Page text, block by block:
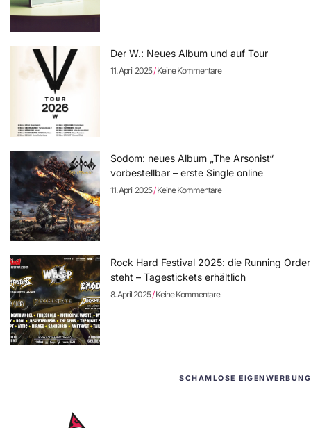
Der W.: Neues Album und auf Tour
11. April 2025 Keine Kommentare
Sodom: neues Album „The Arsonist“
vorbestellbar – erste Single online
11. April 2025 Keine Kommentare
Rock Hard Festival 2025: die Running Order
steht – Tagestickets erhältlich
8. April 2025 Keine Kommentare
SCHAMLOSE EIGENWERBUNG